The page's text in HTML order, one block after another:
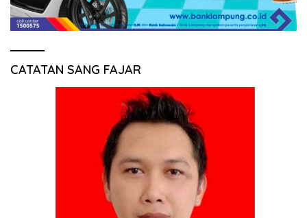
CATATAN SANG FAJAR